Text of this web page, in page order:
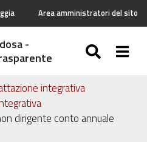
Area amministratori del sito
-
integrativa
dirigente conto annuale